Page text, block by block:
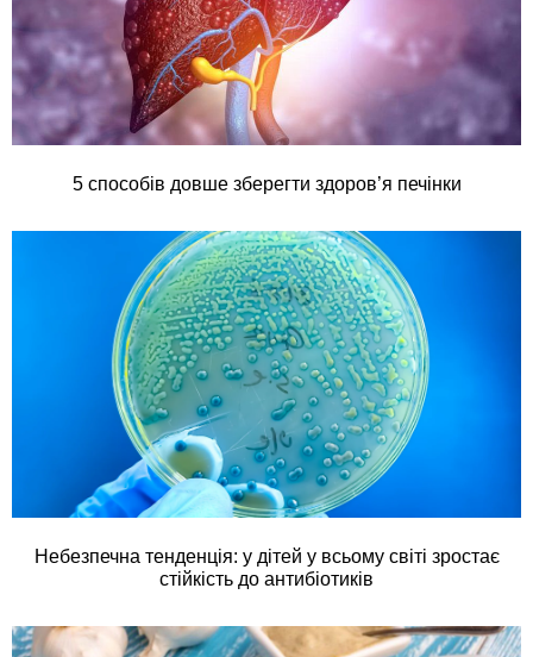
5 способів довше зберегти здоров’я печінки
Небезпечна тенденція: у дітей у всьому світі зростає
стійкість до антибіотиків